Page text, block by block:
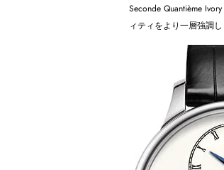
Seconde Quantième
ィティをより一層強調し